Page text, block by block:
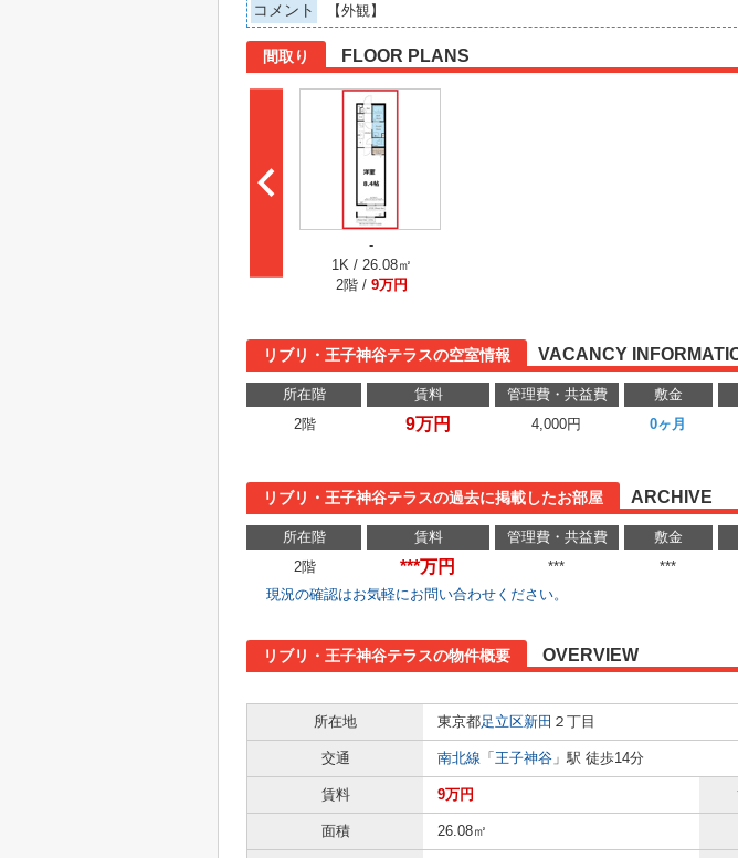
コメント 【外観】
間取り FLOOR PLANS
-
1K / 26.08㎡
2階 / 9万円
リブリ・王子神谷テラスの空室情報 VACANCY
所在階 賃料 管理費・共益費 敷金
2階
9万円 4,000円 0ヶ月
リブリ・王子神谷テラスの過去に掲載したお部屋 ARCHIVE
所在階 賃料 管理費・共益費 敷金
2階
***万円 *** ***
現況の確認はお気軽にお問い合わせください。
リブリ・王子神谷テラスの物件概要 OVERVIEW
所在地
東京都足立区新田 ２丁目
交通 南北線 「 王子神谷 」駅 徒歩14分
賃料 9万円
面積 26.08㎡